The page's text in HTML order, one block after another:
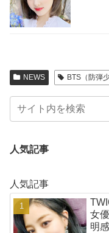
NEWS BTS（防弾
人気記事
人気記事
女
明